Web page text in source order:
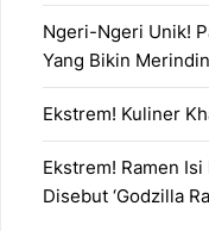
Ngeri-Ngeri Unik!
Yang Bikin
Ekstrem! Kuliner
Ekstrem! Ramen
Disebut ‘Godzilla